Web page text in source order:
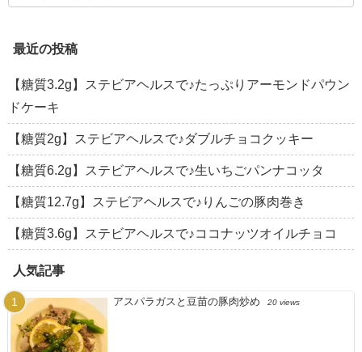
最近の投稿
【糖質3.2g】ステビアヘルスで♪たっぷりアーモンドパウン
ドケーキ
【糖質2g】ステビアヘルスで♪ダブルチョコクッキー
【糖質6.2g】ステビアヘルスで♪生いちごパンナコッタ
【糖質12.7g】ステビアヘルスで♪りんごの豚肉巻き
【糖質3.6g】ステビアヘルスで♪ココナッツオイルチョコ
人気記事
アスパラガスと豆苗の豚肉炒め 20 views